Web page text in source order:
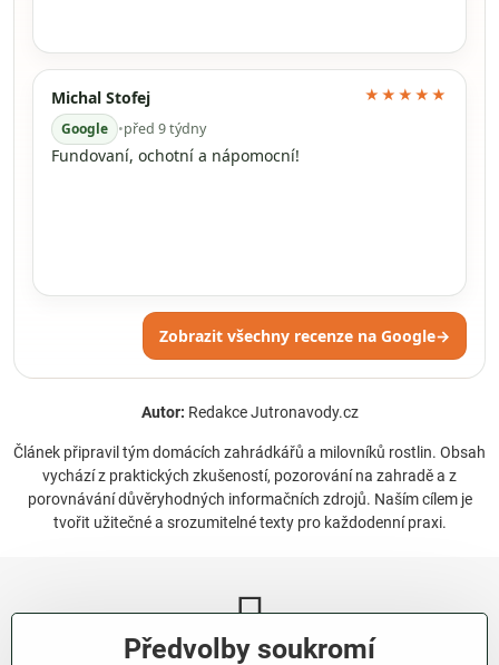
Michal Stofej
Google •před 9 týdny
★★★★★
Fundovaní, ochotní a nápomocní!
Zobrazit všechny recenze na Google→
Autor: Redakce Jutronavody.cz
Článek připravil tým domácích zahrádkářů a milovníků rostlin. Obsah
vychází z praktických zkušeností, pozorování na zahradě a z
porovnávání důvěryhodných informačních zdrojů. Naším cílem je
tvořit užitečné a srozumitelné texty pro každodenní praxi.
Předvolby soukromí